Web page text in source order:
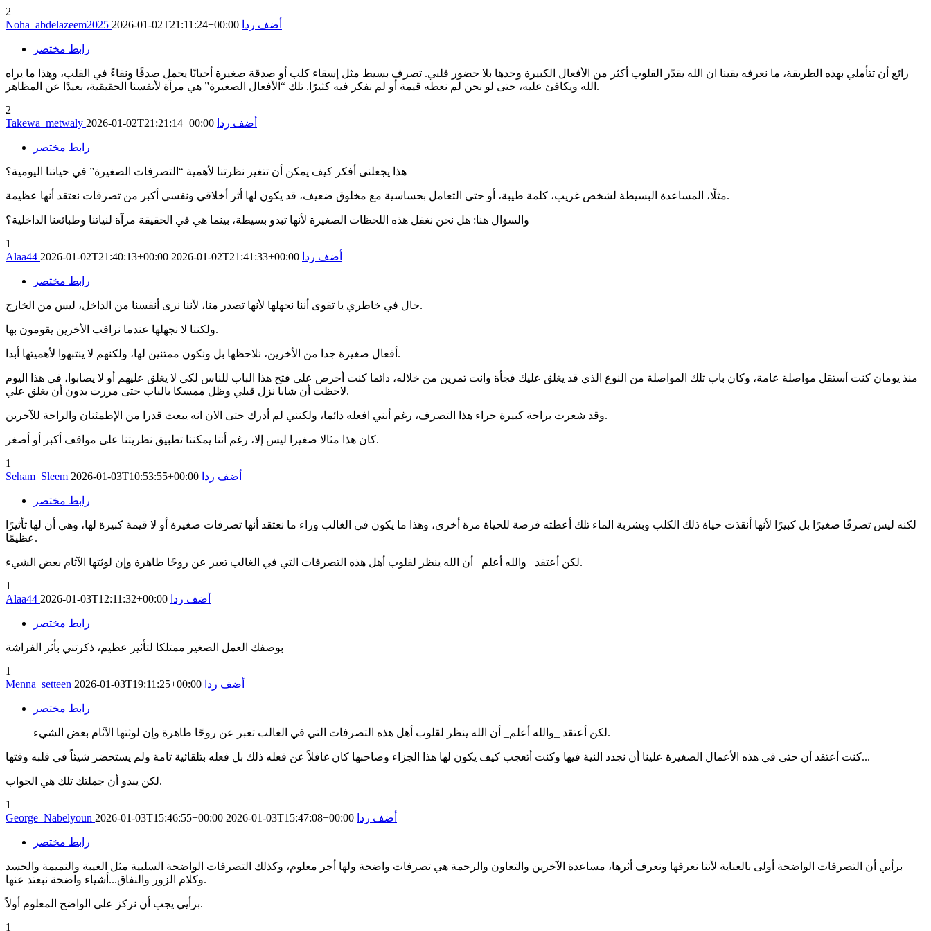
2
Noha_abdelazeem2025 2026-01-02T21:11:24+00:00 أضف ردا
رابط مختصر
رائع أن تتأملي بهذه الطريقة، ما نعرفه يقينا ان الله يقدّر القلوب أكثر من الأفعال الكبيرة وحدها بلا حضور قلبي. تصرف بسيط مثل إسقاء كلب أو صدقة صغيرة أحيانًا يحمل صدقًا ونقاءً في القلب، وهذا ما يراه
الله ويكافئ عليه، حتى لو نحن لم نعطه قيمة أو لم نفكر فيه كثيرًا. تلك “الأفعال الصغيرة” هي مرآة لأنفسنا الحقيقية، بعيدًا عن المظاهر.
2
Takewa_metwaly 2026-01-02T21:21:14+00:00 أضف ردا
رابط مختصر
هذا يجعلنى أفكر كيف يمكن أن تتغير نظرتنا لأهمية “التصرفات الصغيرة” في حياتنا اليومية؟
مثلًا، المساعدة البسيطة لشخص غريب، كلمة طيبة، أو حتى التعامل بحساسية مع مخلوق ضعيف، قد يكون لها أثر أخلاقي ونفسي أكبر من تصرفات نعتقد أنها عظيمة.
والسؤال هنا: هل نحن نغفل هذه اللحظات الصغيرة لأنها تبدو بسيطة، بينما هي في الحقيقة مرآة لنياتنا وطبائعنا الداخلية؟
1
Alaa44 2026-01-02T21:40:13+00:00 2026-01-02T21:41:33+00:00 أضف ردا
رابط مختصر
جال في خاطري يا تقوى أننا نجهلها لأنها تصدر منا، لأننا نرى أنفسنا من الداخل، ليس من الخارج.
ولكننا لا نجهلها عندما نراقب الأخرين يقومون بها.
أفعال صغيرة جدا من الأخرين، نلاحظها بل ونكون ممتنين لها، ولكنهم لا ينتبهوا لأهميتها أبدا.
منذ يومان كنت أستقل مواصلة عامة، وكان باب تلك المواصلة من النوع الذي قد يغلق عليك فجأة وانت تمرين من خلاله، دائما كنت أحرص على فتح هذا الباب للناس لكي لا يغلق عليهم أو لا يصابوا، في هذا اليوم
لاحظت أن شابا نزل قبلي وظل ممسكا بالباب حتى مررت بدون أن يغلق علي.
وقد شعرت براحة كبيرة جراء هذا التصرف، رغم أنني افعله دائما، ولكنني لم أدرك حتى الان انه يبعث قدرا من الإطمئنان والراحة للآخرين.
كان هذا مثالا صغيرا ليس إلا، رغم أننا يمكننا تطبيق نظريتنا على مواقف أكبر أو أصغر.
1
Seham_Sleem 2026-01-03T10:53:55+00:00 أضف ردا
رابط مختصر
لكنه ليس تصرفًا صغيرًا بل كبيرًا لأنها أنقذت حياة ذلك الكلب وبشربة الماء تلك أعطته فرصة للحياة مرة أخرى، وهذا ما يكون في الغالب وراء ما نعتقد أنها تصرفات صغيرة أو لا قيمة كبيرة لها، وهي أن لها تأثيرًا
عظيمًا.
لكن أعتقد _والله أعلم_ أن الله ينظر لقلوب أهل هذه التصرفات التي في الغالب تعبر عن روحًا طاهرة وإن لوثتها الآثام بعض الشيء.
1
Alaa44 2026-01-03T12:11:32+00:00 أضف ردا
رابط مختصر
بوصفك العمل الصغير ممتلكا لتأثير عظيم، ذكرتني بأثر الفراشة
1
Menna_setteen 2026-01-03T19:11:25+00:00 أضف ردا
رابط مختصر
لكن أعتقد _والله أعلم_ أن الله ينظر لقلوب أهل هذه التصرفات التي في الغالب تعبر عن روحًا طاهرة وإن لوثتها الآثام بعض الشيء.
كنت أعتقد أن حتى في هذه الأعمال الصغيرة علينا أن نجدد النية فيها وكنت أتعجب كيف يكون لها هذا الجزاء وصاحبها كان غافلاً عن فعله ذلك بل فعله بتلقائية تامة ولم يستحضر شيئاً في قلبه وقتها...
لكن يبدو أن جملتك تلك هي الجواب.
1
George_Nabelyoun 2026-01-03T15:46:55+00:00 2026-01-03T15:47:08+00:00 أضف ردا
رابط مختصر
برأيي أن التصرفات الواضحة أولى بالعناية لأننا نعرفها ونعرف أثرها، مساعدة الآخرين والتعاون والرحمة هي تصرفات واضحة ولها أجر معلوم، وكذلك التصرفات الواضحة السلبية مثل الغيبة والنميمة والحسد
وكلام الزور والنفاق...أشياء واضحة نبعتد عنها.
برأيي يجب أن نركز على الواضح المعلوم أولاً.
1